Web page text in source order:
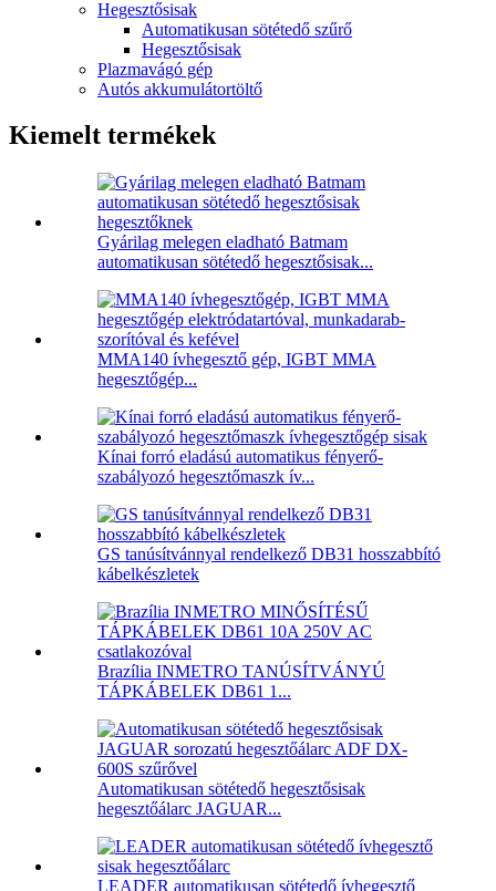
Hegesztősisak
Automatikusan sötétedő szűrő
Hegesztősisak
Plazmavágó gép
Autós akkumulátortöltő
Kiemelt termékek
Gyárilag melegen eladható Batmam
automatikusan sötétedő hegesztősisak...
MMA140 ívhegesztő gép, IGBT MMA
hegesztőgép...
Kínai forró eladású automatikus fényerő-
szabályozó hegesztőmaszk ív...
GS tanúsítvánnyal rendelkező DB31 hosszabbító
kábelkészletek
Brazília INMETRO TANÚSÍTVÁNYÚ
TÁPKÁBELEK DB61 1...
Automatikusan sötétedő hegesztősisak
hegesztőálarc JAGUAR...
LEADER automatikusan sötétedő ívhegesztő